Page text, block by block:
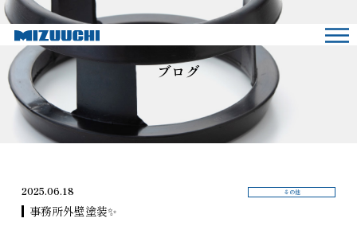
ブログ
2025.06.18
事務所外壁塗装✨
その他